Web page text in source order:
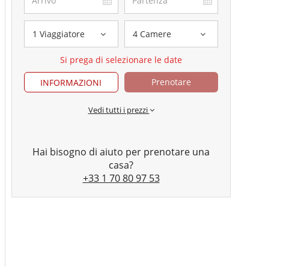
1 Viaggiatore 4 Camere
Si prega di selezionare le date
INFORMAZIONI
Prenotare
Vedi tutti i prezzi
Hai bisogno di aiuto per prenotare una
casa?
+33 1 70 80 97 53